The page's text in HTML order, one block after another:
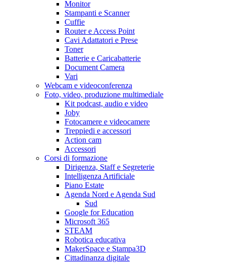
Monitor
Stampanti e Scanner
Cuffie
Router e Access Point
Cavi Adattatori e Prese
Toner
Batterie e Caricabatterie
Document Camera
Vari
Webcam e videoconferenza
Foto, video, produzione multimediale
Kit podcast, audio e video
Joby
Fotocamere e videocamere
Treppiedi e accessori
Action cam
Accessori
Corsi di formazione
Dirigenza, Staff e Segreterie
Intelligenza Artificiale
Piano Estate
Agenda Nord e Agenda Sud
Sud
Google for Education
Microsoft 365
STEAM
Robotica educativa
MakerSpace e Stampa3D
Cittadinanza digitale